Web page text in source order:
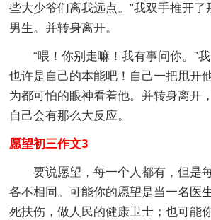
些大少爷们离我远点。”我双手推开了
男生。并转身离开。
“喂！你别走嘛！我有事问你。”
也许是自己的本能吧！自己一把甩开
为都可怕的眼神看着他。并转身离开
自己会有那么大反应。
愿望初三作文3
要说愿望，每一个人都有，但是
各不相同。可能你的愿望是当一名医
死扶伤，做人民的健康卫士；也可能